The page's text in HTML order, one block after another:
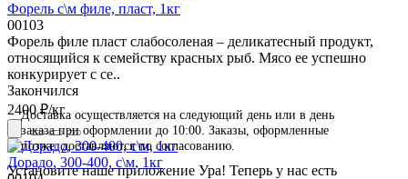
Форель с\м филе, пласт, 1кг
00103
Форель филе пласт слабосоленая – деликатесный продукт,
относящийся к семейству красных рыб. Мясо ее успешно
конкурирует с се..
Закончился
2400 ₽/кг
Дорадо, 300-400, с\м, 1кг
Доставка осуществляется на следующий день или в день
заказа при оформлении до 10:00. Заказы, оформленные
позже, доставляются по согласованию.
Установите наше приложение Ура! Теперь у нас есть